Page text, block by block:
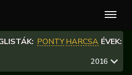
PONTYHARCSA ÉVEK:
2016